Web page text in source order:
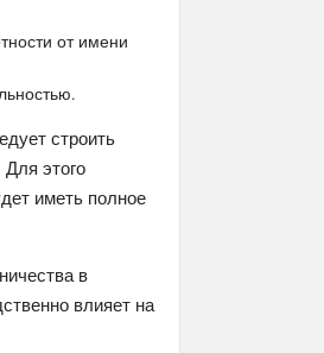
от имени
строить
этого
иметь полное
в
влияет на